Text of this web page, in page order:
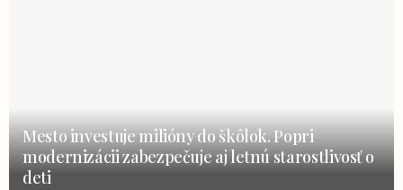
Mesto investuje milióny do škôlok. Popri
modernizácii zabezpečuje aj letnú starostlivosť o
deti